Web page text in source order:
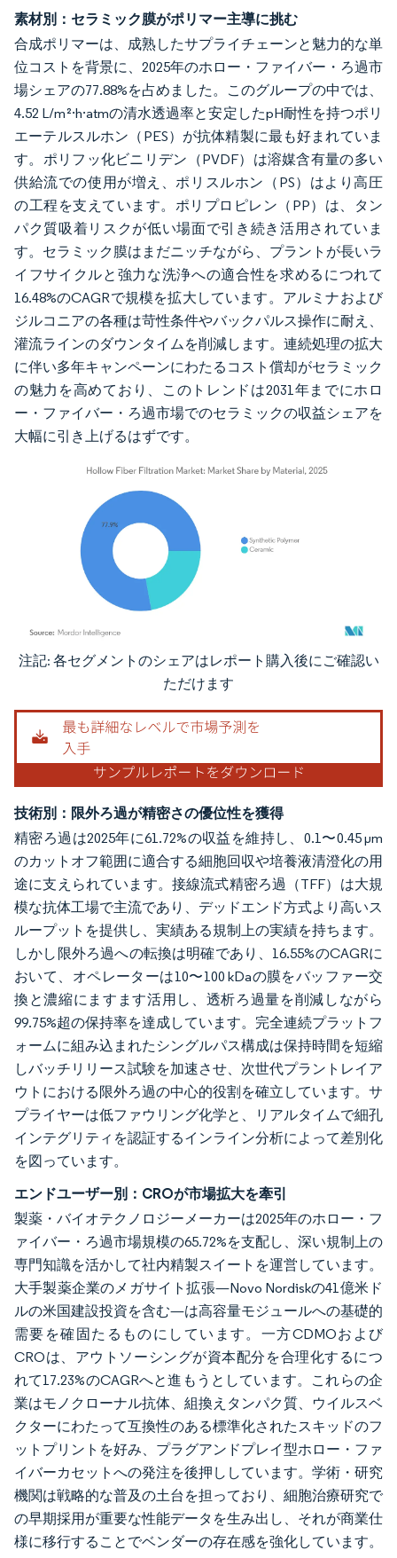
素材別：セラミック膜がポリマー主導に挑む
合成ポリマーは、成熟したサプライチェーンと魅力的な単
位コストを背景に、2025年のホロー・ファイバー・ろ過市
場シェアの77.88%を占めました。このグループの中では、
4.52 L/m²·h·atmの清水透過率と安定したpH耐性を持つポリ
エーテルスルホン（PES）が抗体精製に最も好まれていま
す。ポリフッ化ビニリデン（PVDF）は溶媒含有量の多い
供給流での使用が増え、ポリスルホン（PS）はより高圧
の工程を支えています。ポリプロピレン（PP）は、タン
パク質吸着リスクが低い場面で引き続き活用されていま
す。セラミック膜はまだニッチながら、プラントが長いラ
イフサイクルと強力な洗浄への適合性を求めるにつれて
16.48%のCAGRで規模を拡大しています。アルミナおよび
ジルコニアの各種は苛性条件やバックパルス操作に耐え、
灌流ラインのダウンタイムを削減します。連続処理の拡大
に伴い多年キャンペーンにわたるコスト償却がセラミック
の魅力を高めており、このトレンドは2031年までにホロ
ー・ファイバー・ろ過市場でのセラミックの収益シェアを
大幅に引き上げるはずです。
画像 © Mordor Intelligence。再利用にはCC BY 4.0の表示が必要です。
注記: 各セグメントのシェアはレポート購入後にご確認い
ただけます
技術別：限外ろ過が精密さの優位性を獲得
精密ろ過は2025年に61.72%の収益を維持し、0.1〜0.45 µm
のカットオフ範囲に適合する細胞回収や培養液清澄化の用
途に支えられています。接線流式精密ろ過（TFF）は大規
模な抗体工場で主流であり、デッドエンド方式より高いス
ループットを提供し、実績ある規制上の実績を持ちます。
しかし限外ろ過への転換は明確であり、16.55%のCAGRに
おいて、オペレーターは10〜100 kDaの膜をバッファー交
換と濃縮にますます活用し、透析ろ過量を削減しながら
99.75%超の保持率を達成しています。完全連続プラットフ
ォームに組み込まれたシングルパス構成は保持時間を短縮
しバッチリリース試験を加速させ、次世代プラントレイア
ウトにおける限外ろ過の中心的役割を確立しています。サ
プライヤーは低ファウリング化学と、リアルタイムで細孔
インテグリティを認証するインライン分析によって差別化
を図っています。
エンドユーザー別：CROが市場拡大を牽引
製薬・バイオテクノロジーメーカーは2025年のホロー・フ
ァイバー・ろ過市場規模の65.72%を支配し、深い規制上の
専門知識を活かして社内精製スイートを運営しています。
大手製薬企業のメガサイト拡張—Novo Nordiskの41億米ド
ルの米国建設投資を含む—は高容量モジュールへの基礎的
需要を確固たるものにしています。一方CDMOおよび
CROは、アウトソーシングが資本配分を合理化するにつ
れて17.23%のCAGRへと進もうとしています。これらの企
業はモノクローナル抗体、組換えタンパク質、ウイルスベ
クターにわたって互換性のある標準化されたスキッドのフ
ットプリントを好み、プラグアンドプレイ型ホロー・ファ
イバーカセットへの発注を後押ししています。学術・研究
機関は戦略的な普及の土台を担っており、細胞治療研究で
の早期採用が重要な性能データを生み出し、それが商業仕
様に移行することでベンダーの存在感を強化しています。